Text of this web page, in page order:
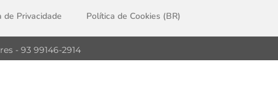
de Privacidade Política de Cookies (BR)
- 93 99146-2914